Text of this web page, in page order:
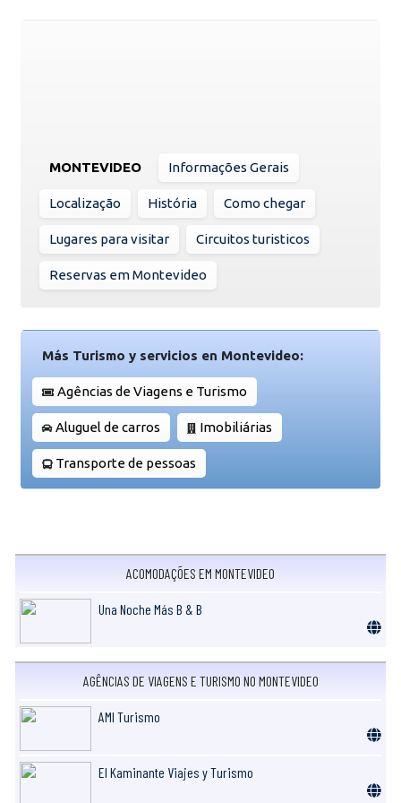
MONTEVIDEO Informações Gerais
Localização História Como chegar
Lugares para visitar Circuitos turisticos
Reservas em Montevideo
Más Turismo y servicios en Montevideo:
Agências de Viagens e Turismo
Aluguel de carros Imobiliárias
Transporte de pessoas
ACOMODAÇÕES EM MONTEVIDEO
Una Noche Más B & B
AGÊNCIAS DE VIAGENS E TURISMO NO MONTEVIDEO
AMI Turismo
El Kaminante Viajes y Turismo